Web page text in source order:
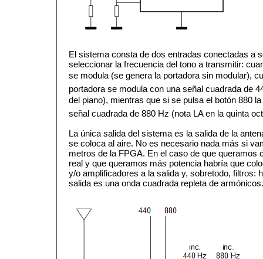
El sistema consta de dos entradas conectadas a
seleccionar la frecuencia del tono a transmitir:
se modula (se genera la portadora sin modular),
portadora se modula con una señal cuadrada de
del piano), mientras que si se pulsa el botón 880
señal cuadrada de 880 Hz (nota LA en la quinta
La única salida del sistema es la salida de la
se coloca al aire. No es necesario nada más si
metros de la FPGA. En el caso de que queramos
real y que queramos más potencia habría que
y/o amplificadores a la salida y, sobretodo, filtros:
salida es una onda cuadrada repleta de armónicos.